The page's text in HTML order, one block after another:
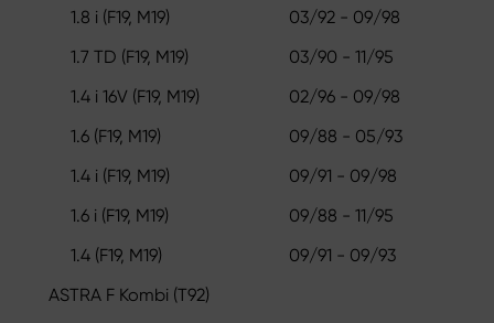
1.8 i (F19, M19)
03/92 - 09/98
1.7 TD (F19, M19)
03/90 - 11/95
1.4 i 16V (F19, M19)
02/96 - 09/98
1.6 (F19, M19)
09/88 - 05/93
1.4 i (F19, M19)
09/91 - 09/98
1.6 i (F19, M19)
09/88 - 11/95
1.4 (F19, M19)
09/91 - 09/93
ASTRA F Kombi (T92)